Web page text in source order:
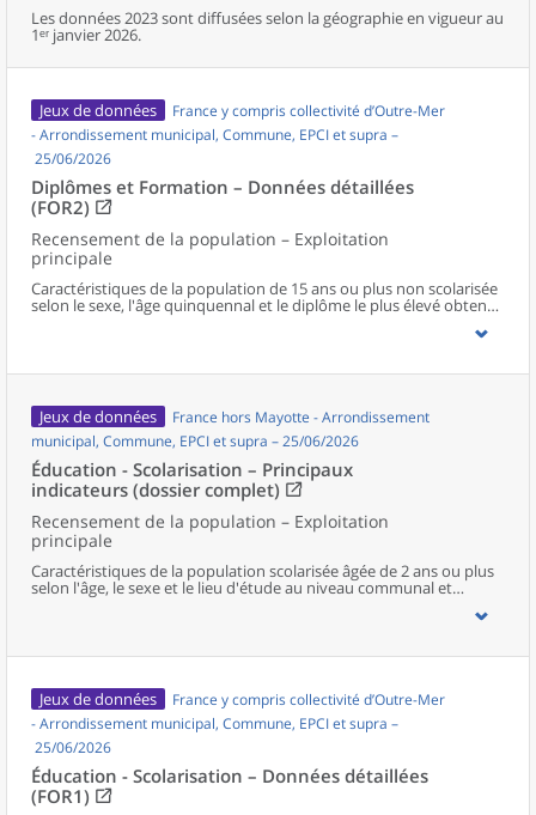
Les données 2023 sont diffusées selon la géographie en vigueur au
1ᵉʳ janvier 2026.
Jeux de données
France y compris collectivité d’Outre-Mer
- Arrondissement municipal, Commune, EPCI et supra –
25/06/2026
Diplômes et Formation – Données détaillées
(FOR2)
Recensement de la population – Exploitation
principale
Caractéristiques de la population de 15 ans ou plus non scolarisée
selon le sexe, l'âge quinquennal et le diplôme le plus élevé obtenu
au niveau communal et supracommunal pour la France hors
Jeux de données
France hors Mayotte - Arrondissement
municipal, Commune, EPCI et supra – 25/06/2026
Éducation - Scolarisation – Principaux
indicateurs (dossier complet)
Recensement de la population – Exploitation
principale
Caractéristiques de la population scolarisée âgée de 2 ans ou plus
selon l'âge, le sexe et le lieu d'étude au niveau communal et
supracommunal pour la France hors Mayotte.
Jeux de données
France y compris collectivité d’Outre-Mer
- Arrondissement municipal, Commune, EPCI et supra –
25/06/2026
Éducation - Scolarisation – Données détaillées
(FOR1)